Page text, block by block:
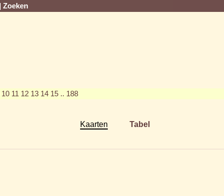
Zoeken
10 11 12 13 14 15 .. 188
Kaarten Tabel